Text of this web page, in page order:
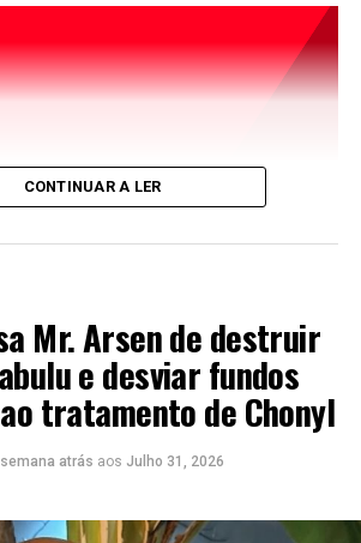
CONTINUAR A LER
Mr. Arsen de destruir
e desviar fundos
tratamento de Chonyl
atrás aos Julho 31, 2026